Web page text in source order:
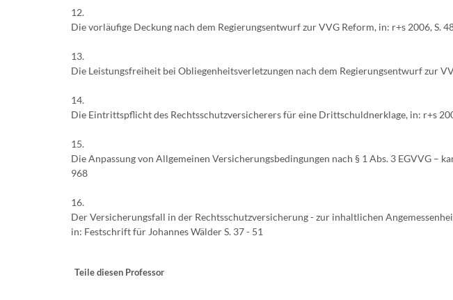
12.
Die vorläufige Deckung nach dem Regierungsentwurf zur VVG Reform, in: r+s 2006, S.
13.
Die Leistungsfreiheit bei Obliegenheitsverletzungen nach dem Regierungsentwurf zur
14.
Die Eintrittspflicht des Rechtsschutzversicherers für eine Drittschuldnerklage, in: r+s
15.
Die Anpassung von Allgemeinen Versicherungsbedingungen nach § 1 Abs. 3 EGVVG –
968
16.
Der Versicherungsfall in der Rechtsschutzversicherung - zur inhaltlichen
in: Festschrift für Johannes Wälder S. 37 - 51
Teile diesen Professor